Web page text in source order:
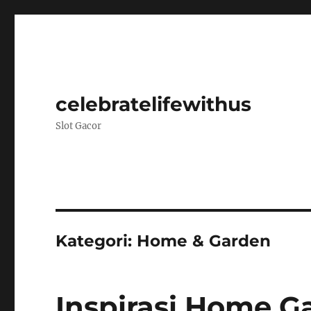
celebratelifewithus
Slot Gacor
Kategori: Home & Garden